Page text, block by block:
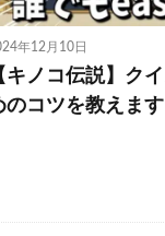
年12月10日
キノコ伝説】ク
のコツを教えます